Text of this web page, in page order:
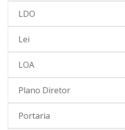
LDO
Lei
LOA
Plano Diretor
Portaria